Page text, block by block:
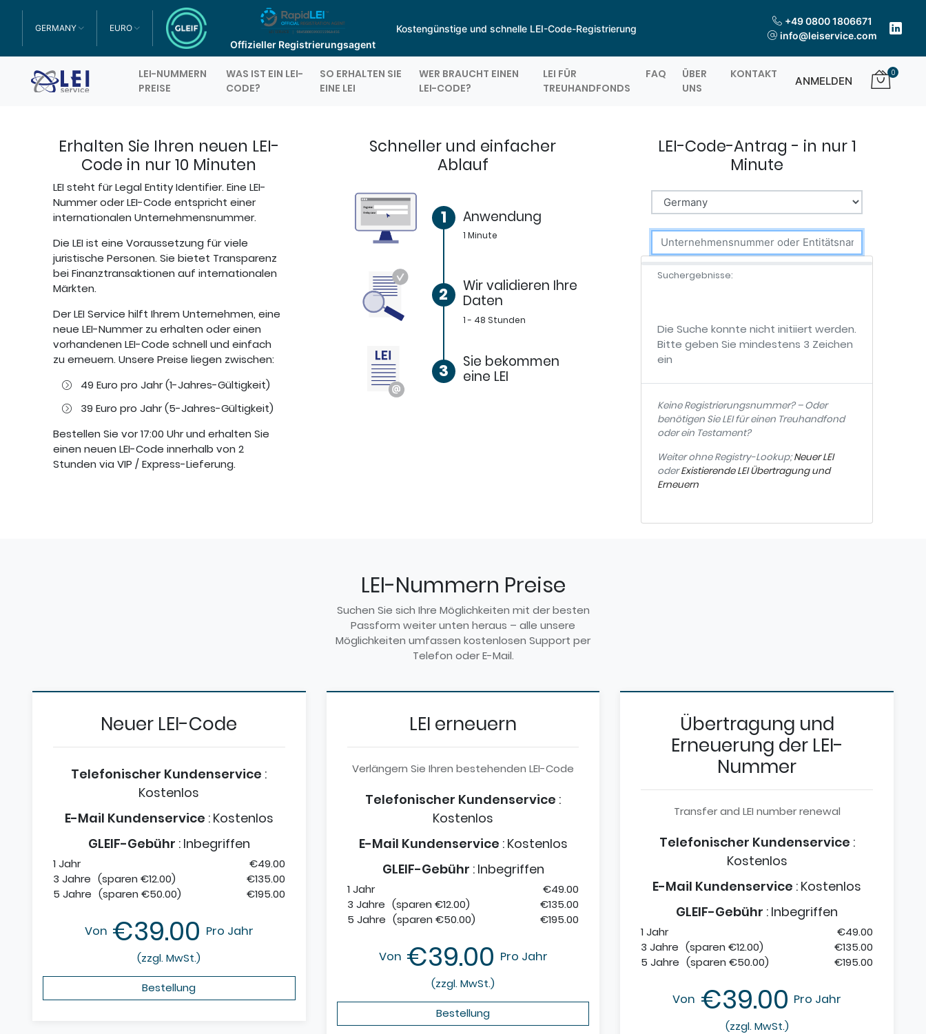
GERMANY
TOGGLE DROPDOWN
EURO
TOGGLE DROPDOWN
Offizieller Registrierungsagent
Kostengünstige und schnelle LEI-Code-Registrierung
+49 0800 1806671
info@leiservice.com
LEI-NUMMERN
PREISE
WAS IST EIN LEI-
CODE?
SO ERHALTEN SIE
EINE LEI
WER BRAUCHT EINEN
LEI-CODE?
LEI FÜR
TREUHANDFONDS
FAQ
ÜBER
UNS
KONTAKT
ANMELDEN
0
Erhalten Sie Ihren neuen LEI-
Code in nur 10 Minuten
LEI steht für Legal Entity Identifier. Eine LEI-
Nummer oder LEI-Code entspricht einer
internationalen Unternehmensnummer.
Die LEI ist eine Voraussetzung für viele
juristische Personen. Sie bietet Transparenz
bei Finanztransaktionen auf internationalen
Märkten.
Der LEI Service hilft Ihrem Unternehmen, eine
neue LEI-Nummer zu erhalten oder einen
vorhandenen LEI-Code schnell und einfach
zu erneuern. Unsere Preise liegen zwischen:
49 Euro pro Jahr (1-Jahres-Gültigkeit)
39 Euro pro Jahr (5-Jahres-Gültigkeit)
Bestellen Sie vor 17:00 Uhr und erhalten Sie
einen neuen LEI-Code innerhalb von 2
Stunden via VIP / Express-Lieferung.
Schneller und einfacher
Ablauf
1 Anwendung
1 Minute
2
Wir validieren Ihre
Daten
1 - 48 Stunden
3
Sie bekommen
eine LEI
LEI-Code-Antrag - in nur 1
Minute
Suchergebnisse:
Die Suche konnte nicht initiiert werden.
Bitte geben Sie mindestens 3 Zeichen
ein
Keine Registrierungsnummer? – Oder
benötigen Sie LEI für einen Treuhandfond
oder ein Testament?
Weiter ohne Registry-Lookup;Neuer LEI
oderExistierende LEI Übertragung und
Erneuern
LEI-Nummern Preise
Suchen Sie sich Ihre Möglichkeiten mit der besten
Passform weiter unten heraus – alle unsere
Möglichkeiten umfassen kostenlosen Support per
Telefon oder E-Mail.
Neuer LEI-Code
Telefonischer Kundenservice :
Kostenlos
E-Mail Kundenservice : Kostenlos
GLEIF-Gebühr : Inbegriffen
1 Jahr
€49.00
3 Jahre (sparen €12.00)
€135.00
5 Jahre (sparen €50.00) €195.00
Von €39.00 Pro Jahr
(zzgl. MwSt.)
Bestellung
LEI erneuern
Verlängern Sie Ihren bestehenden LEI-Code
Telefonischer Kundenservice :
Kostenlos
E-Mail Kundenservice : Kostenlos
GLEIF-Gebühr : Inbegriffen
1 Jahr
€49.00
3 Jahre (sparen €12.00)
€135.00
5 Jahre (sparen €50.00) €195.00
Von €39.00 Pro Jahr
(zzgl. MwSt.)
Bestellung
Übertragung und
Erneuerung der LEI-
Nummer
Transfer and LEI number renewal
Telefonischer Kundenservice :
Kostenlos
E-Mail Kundenservice : Kostenlos
GLEIF-Gebühr : Inbegriffen
1 Jahr
€49.00
3 Jahre (sparen €12.00)
€135.00
5 Jahre (sparen €50.00) €195.00
Von €39.00 Pro Jahr
(zzgl. MwSt.)